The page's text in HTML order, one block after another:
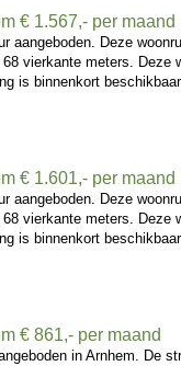
€ 1.567,- per maand
aangeboden. Deze
vierkante meters. Deze
is binnenkort
€ 1.601,- per maand
aangeboden. Deze
vierkante meters. Deze
is binnenkort
€ 861,- per maand
in Arnhem. De